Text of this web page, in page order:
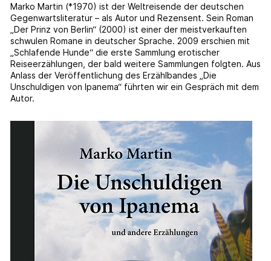
Marko Martin (*1970) ist der Weltreisende der deutschen
Gegenwartsliteratur – als Autor und Rezensent. Sein Roman
„Der Prinz von Berlin“ (2000) ist einer der meistverkauften
schwulen Romane in deutscher Sprache. 2009 erschien mit
„Schlafende Hunde“ die erste Sammlung erotischer
Reiseerzählungen, der bald weitere Sammlungen folgten. Aus
Anlass der Veröffentlichung des Erzählbandes „Die
Unschuldigen von Ipanema“ führten wir ein Gespräch mit dem
Autor.